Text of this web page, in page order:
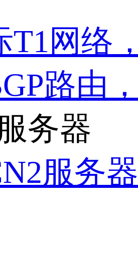
T1网络
路由
务器
服务器